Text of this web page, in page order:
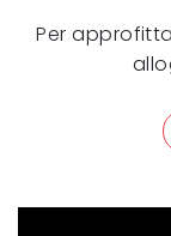
Per